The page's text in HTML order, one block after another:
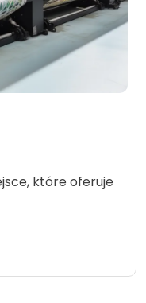
które oferuje